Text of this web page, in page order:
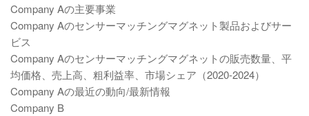
Company Aの主要事業
Company Aのセンサーマッチングマグネット製品およびサー
ビス
Company Aのセンサーマッチングマグネットの販売数量、平
均価格、売上高、粗利益率、市場シェア（2020-2024）
Company Aの最近の動向/最新情報
Company B